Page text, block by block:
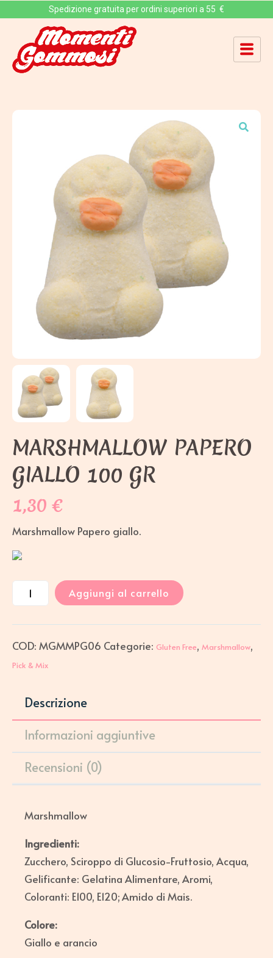
Spedizione gratuita per ordini superiori a 55 €
MARSHMALLOW PAPERO
GIALLO 100 GR
1,30€
Marshmallow Papero giallo.
Aggiungi al carrello
COD: MGMMPG06 Categorie: Gluten Free, Marshmallow,
Pick & Mix
Descrizione
Informazioni aggiuntive
Recensioni (0)
Marshmallow
Ingredienti:
Zucchero, Sciroppo di Glucosio-Fruttosio, Acqua,
Gelificante: Gelatina Alimentare, Aromi,
Coloranti: E100, E120; Amido di Mais.
Colore:
Giallo e arancio